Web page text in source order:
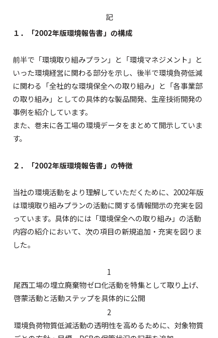
記
１．「2002年版環境報告書」の構成
前半で「環境取り組みプラン」と「環境マネジメント」と
いった環境経営に関わる部分を示し、後半で環境負荷低減
に関わる「全社的な環境保全への取り組み」と「各事業部
の取り組み」としての具体的な製品開発、生産技術開発の
事例を紹介しています。
また、巻末に各工場の環境データをまとめて開示していま
す。
２．「2002年版環境報告書」の特徴
当社の環境活動をより理解していただくために、2002年版
は環境取り組みプランの活動に関する情報開示の充実を図
っています。具体的には「環境保全への取り組み」の活動
内容の紹介において、次の項目の新規追加・充実を図りま
した。
1
尾西工場の埋立廃棄物ゼロ化活動を特集として取り上げ、
啓蒙活動と活動ステップを具体的に公開
2
環境負荷物質低減活動の透明性を高めるために、対象物質